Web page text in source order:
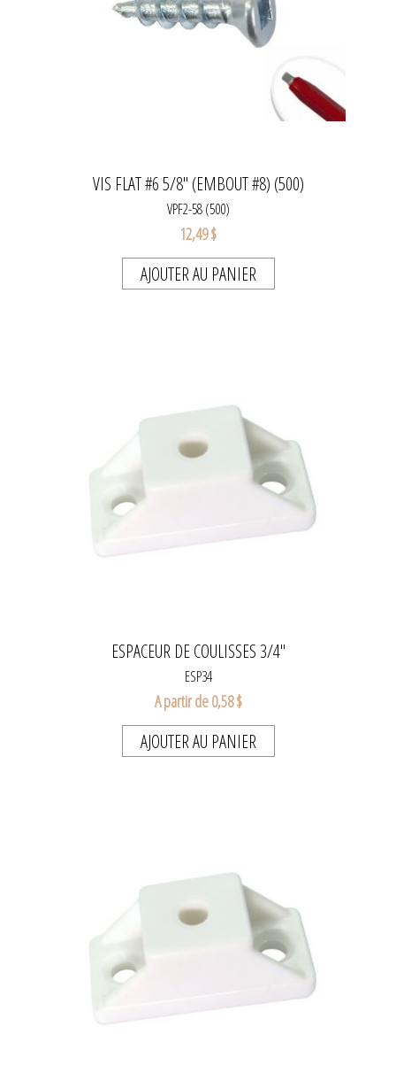
VIS FLAT #6 5/8" (EMBOUT #8) (500)
VPF2-58 (500)
12,49 $
AJOUTER AU PANIER
ESPACEUR DE COULISSES 3/4"
ESP34
A partir de 0,58 $
AJOUTER AU PANIER